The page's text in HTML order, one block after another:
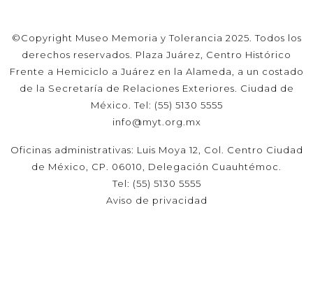
©Copyright Museo Memoria y Tolerancia 2025. Todos los
derechos reservados. Plaza Juárez, Centro Histórico
Frente a Hemiciclo a Juárez en la Alameda, a un costado
de la Secretaría de Relaciones Exteriores. Ciudad de
México. Tel: (55) 5130 5555
info@myt.org.mx
Oficinas administrativas: Luis Moya 12, Col. Centro Ciudad
de México, CP. 06010, Delegación Cuauhtémoc.
Tel: (55) 5130 5555
Aviso de privacidad